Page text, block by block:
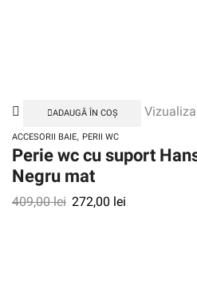
ADAUGĂ ÎN COȘ
ACCESORII BAIE, PERII WC
Perie wc cu suport
Negru mat
409,00lei 272,00 lei